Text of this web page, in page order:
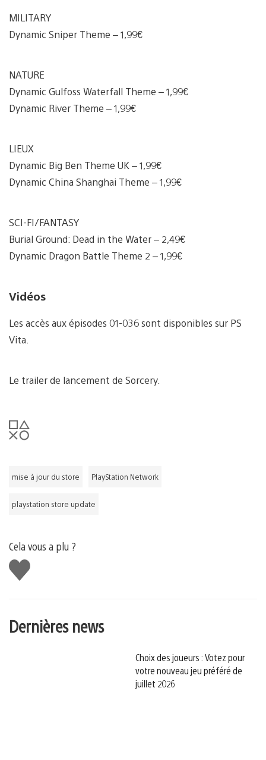
MILITARY
Dynamic Sniper Theme – 1,99€
NATURE
Dynamic Gulfoss Waterfall Theme – 1,99€
Dynamic River Theme – 1,99€
LIEUX
Dynamic Big Ben Theme UK – 1,99€
Dynamic China Shanghai Theme – 1,99€
SCI-FI/FANTASY
Burial Ground: Dead in the Water – 2,49€
Dynamic Dragon Battle Theme 2 – 1,99€
Vidéos
Les accès aux épisodes 01-036 sont disponibles sur PS
Vita.
Le trailer de lancement de Sorcery.
mise à jour du store PlayStation Network
playstation store update
Cela vous a plu ?
J'aime
Dernières news
Choix des joueurs : Votez pour
votre nouveau jeu préféré de
juillet 2026